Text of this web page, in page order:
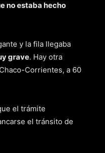
no estaba hecho
y la fila llegaba
grave. Hay otra
Corrientes, a 60
el trámite
el tránsito de